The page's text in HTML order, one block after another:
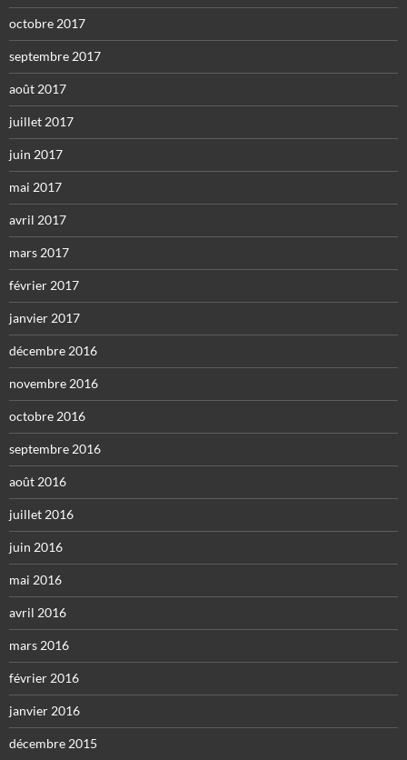
octobre 2017
septembre 2017
août 2017
juillet 2017
juin 2017
mai 2017
avril 2017
mars 2017
février 2017
janvier 2017
décembre 2016
novembre 2016
octobre 2016
septembre 2016
août 2016
juillet 2016
juin 2016
mai 2016
avril 2016
mars 2016
février 2016
janvier 2016
décembre 2015